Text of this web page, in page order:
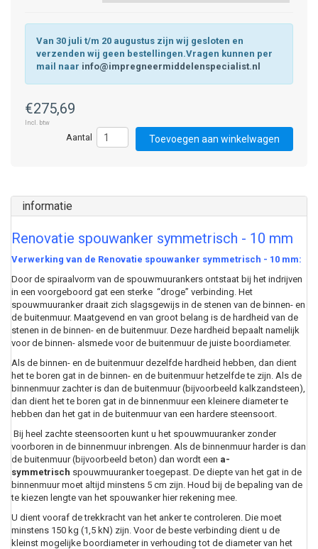
Van 30 juli t/m 20 augustus zijn wij gesloten en
verzenden wij geen bestellingen.Vragen kunnen per
mail naar info@impregneermiddelenspecialist.nl
€275,69
Incl. btw
Toevoegen aan winkelwagen
informatie
Renovatie spouwanker symmetrisch - 10 mm
Verwerking van de Renovatie spouwanker symmetrisch - 10 mm:
Door de spiraalvorm van de spouwmuurankers ontstaat bij het indrijven
in een voorgeboord gat een sterke “droge” verbinding. Het
spouwmuuranker draait zich slagsgewijs in de stenen van de binnen- en
de buitenmuur. Maatgevend en van groot belang is de hardheid van de
stenen in de binnen- en de buitenmuur. Deze hardheid bepaalt namelijk
voor de binnen- alsmede voor de buitenmuur de juiste boordiameter.
Als de binnen- en de buitenmuur dezelfde hardheid hebben, dan dient
het te boren gat in de binnen- en de buitenmuur hetzelfde te zijn. Als de
binnenmuur zachter is dan de buitenmuur (bijvoorbeeld kalkzandsteen),
dan dient het te boren gat in de binnenmuur een kleinere diameter te
hebben dan het gat in de buitenmuur van een hardere steensoort.
Bij heel zachte steensoorten kunt u het spouwmuuranker zonder
voorboren in de binnenmuur inbrengen. Als de binnenmuur harder is dan
de buitenmuur (bijvoorbeeld beton) dan wordt een a-
symmetrisch spouwmuuranker toegepast. De diepte van het gat in de
binnenmuur moet altijd minstens 5 cm zijn. Houd bij de bepaling van de
te kiezen lengte van het spouwanker hier rekening mee.
U dient vooraf de trekkracht van het anker te controleren. Die moet
minstens 150 kg (1,5 kN) zijn. Voor de beste verbinding dient u de
kleinst mogelijke boordiameter in verhouding tot de diameter van het